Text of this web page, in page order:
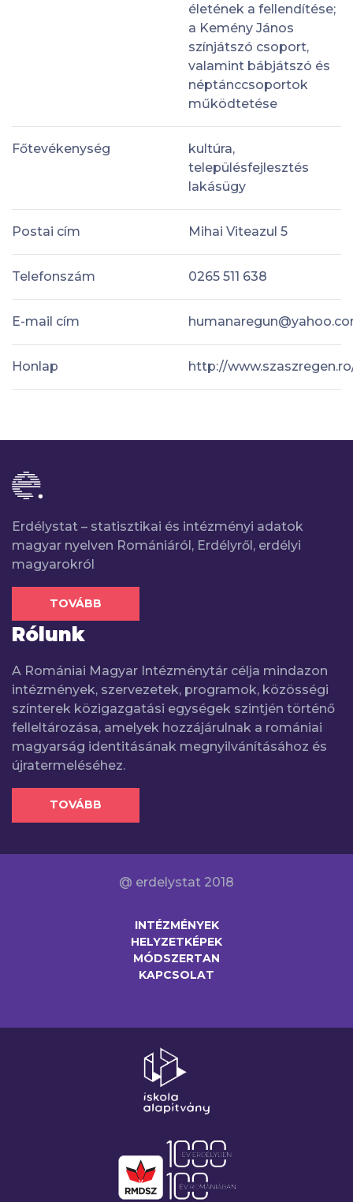
életének a fellendítése;
a Kemény János
színjátszó csoport,
valamint bábjátszó és
néptánccsoportok
működtetése
Főtevékenység
kultúra,
településfejlesztés
lakásügy
Postai cím Mihai Viteazul 5
Telefonszám 0265 511 638
E-mail cím
Honlap http://
Erdélystat – statisztikai és intézményi adatok
magyar nyelven Romániáról, Erdélyről, erdélyi
magyarokról
TOVÁBB
Rólunk
A Romániai Magyar Intézménytár célja mindazon
intézmények, szervezetek, programok, közösségi
színterek közigazgatási egységek szintjén történő
felleltározása, amelyek hozzájárulnak a romániai
magyarság identitásának megnyilvánításához és
újratermeléséhez.
TOVÁBB
@ erdelystat 2018
INTÉZMÉNYEK
HELYZETKÉPEK
MÓDSZERTAN
KAPCSOLAT